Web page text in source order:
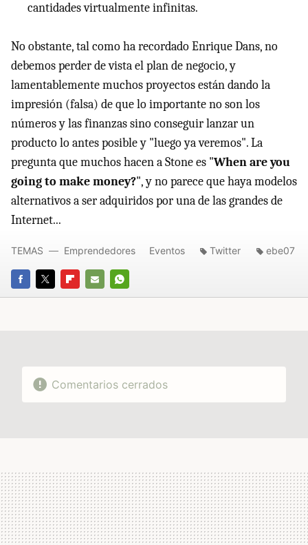
cantidades virtualmente infinitas.
No obstante, tal como ha recordado Enrique Dans, no
debemos perder de vista el plan de negocio, y
lamentablemente muchos proyectos están dando la
impresión (falsa) de que lo importante no son los
números y las finanzas sino conseguir lanzar un
producto lo antes posible y "luego ya veremos". La
pregunta que muchos hacen a Stone es "When are you
going to make money?", y no parece que haya modelos
alternativos a ser adquiridos por una de las grandes de
Internet...
FACEBOOK
TWITTERFLIPBOARD
E-
WHATSAPP
TEMAS Emprendedores Eventos Twitter ebe07
Comentarios cerrados